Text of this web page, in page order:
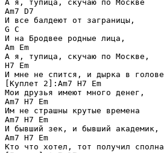
А я, тупица, скучаю по Москве
Am7 D7
И все балдеют от заграницы,
G C
И на Бродвее родные лица,
Am Em
А я, тупица, скучаю по Москве,
H7 Em
И мне не спится, и дырка в голове
[Куплет 2]:Am7 H7 Em
Мои друзья имеют много денег,
Am7 H7 Em
Им не страшны крутые времена
Am7 H7 Em
И бывший зек, и бывший академик,
Am7 H7 Em
Кто что хотел, тот получил сполна